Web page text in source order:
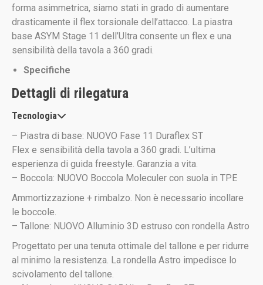
forma asimmetrica, siamo stati in grado di aumentare
drasticamente il flex torsionale dell’attacco. La piastra
base ASYM Stage 11 dell’Ultra consente un flex e una
sensibilità della tavola a 360 gradi.
Specifiche
Dettagli di rilegatura
Tecnologia
– Piastra di base: NUOVO Fase 11 Duraflex ST
Flex e sensibilità della tavola a 360 gradi. L’ultima
esperienza di guida freestyle. Garanzia a vita.
– Boccola: NUOVO Boccola Moleculer con suola in TPE
Ammortizzazione + rimbalzo. Non è necessario incollare
le boccole.
– Tallone: NUOVO Alluminio 3D estruso con rondella Astro
Progettato per una tenuta ottimale del tallone e per ridurre
al minimo la resistenza. La rondella Astro impedisce lo
scivolamento del tallone.